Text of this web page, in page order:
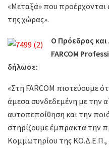
«Μεταξά» που
της χώρας».
Ο Πρόεδρος
FARCOM
δήλωσε:
«Στη FARCOM πιστεύουμε
άμεσα συνδεδεμένη με την
αυτοπεποίθηση και την
στηρίζουμε έμπρακτα την
Κομμωτηρίου της